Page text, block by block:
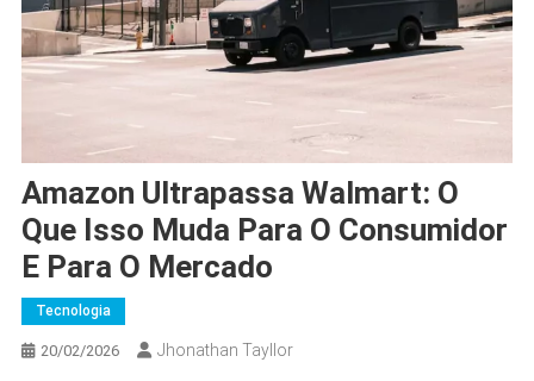
Amazon Ultrapassa Walmart: O
Que Isso Muda Para O Consumidor
E Para O Mercado
Tecnologia
20/02/2026 Jhonathan Tayllor